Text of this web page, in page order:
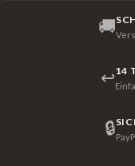
🚚
↩14
🔒